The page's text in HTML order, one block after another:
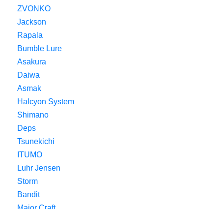
ZVONKO
Jackson
Rapala
Bumble Lure
Asakura
Daiwa
Asmak
Halcyon System
Shimano
Deps
Tsunekichi
ITUMO
Luhr Jensen
Storm
Bandit